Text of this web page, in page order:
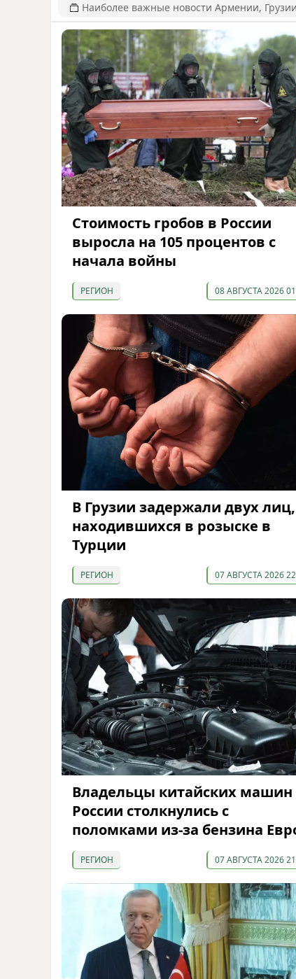
Наиболее важные новости Армении,
Стоимость гробов в России
выросла на 105 процентов с
начала войны
РЕГИОН 08 АВГУСТА 2026
В Грузии задержали двух лиц,
находившихся в розыске в
Турции
РЕГИОН 07 АВГУСТА 2026
Владельцы китайских машин
России столкнулись с
поломками из-за бензина
РЕГИОН 07 АВГУСТА 2026